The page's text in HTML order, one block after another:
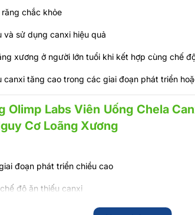
chắc khỏe
và sử dụng canxi hiệu quả
xương ở người lớn tuổi khi kết hợp cùng chế
canxi tăng cao trong các giai đoạn phát triển
Olimp Labs Viên Uống Chela
Cơ Loãng Xương
đoạn phát triển chiều cao
độ ăn thiếu canxi